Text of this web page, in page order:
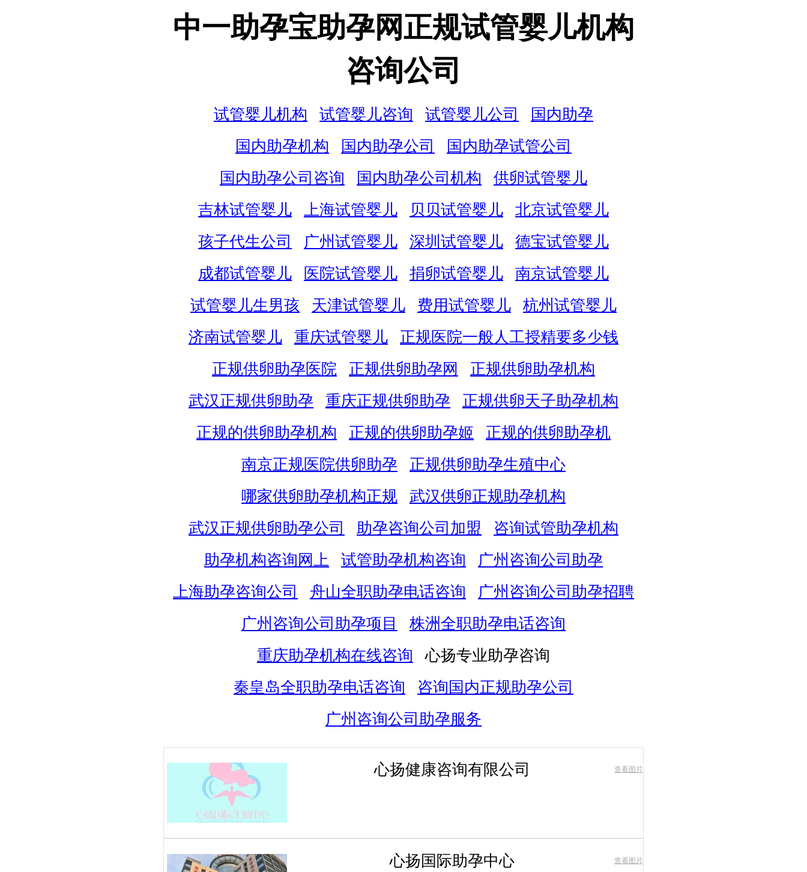
中一助孕宝助孕网正规试管婴儿机构
咨询公司
试管婴儿机构 试管婴儿咨询 试管婴儿公司
国内助孕
国内助孕机构
国内助孕公司
国内助孕试管公司
国内助孕公司咨询
国内助孕公司机构
供卵试管婴儿
吉林试管婴儿
上海试管婴儿 贝贝试管婴儿
北京试管婴儿
孩子代生公司
广州试管婴儿 深圳试管婴儿
德宝试管婴儿
成都试管婴儿
医院试管婴儿 捐卵试管婴儿
南京试管婴儿
试管婴儿生男孩
天津试管婴儿 费用试管婴儿
杭州试管婴儿
济南试管婴儿
重庆试管婴儿
正规医院一般人工授精要多少钱
正规供卵助孕医院
正规供卵助孕网
正规供卵助孕机构
武汉正规供卵助孕
重庆正规供卵助孕
正规供卵天子助孕机构
正规的供卵助孕机构
正规的供卵助孕姬
正规的供卵助孕机
南京正规医院供卵助孕
正规供卵助孕生殖中心
哪家供卵助孕机构正规
武汉供卵正规助孕机构
武汉正规供卵助孕公司
助孕咨询公司加盟
咨询试管助孕机构
助孕机构咨询网上
试管助孕机构咨询
广州咨询公司助孕
上海助孕咨询公司
舟山全职助孕电话咨询
广州咨询公司助孕招聘
广州咨询公司助孕项目
株洲全职助孕电话咨询
重庆助孕机构在线咨询
心扬专业助孕咨询
秦皇岛全职助孕电话咨询
咨询国内正规助孕公司
广州咨询公司助孕服务
心扬健康咨询有限公司 查看图片
心扬国际助孕中心 查看图片